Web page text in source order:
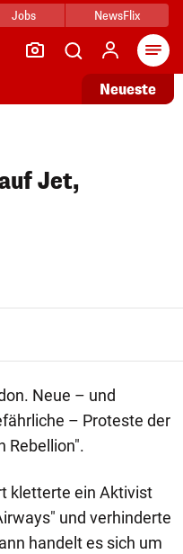
Jobs NewsFlix
Neueste
Jet,
Neue – und
– Proteste der
Rebellion".
kletterte ein Aktivist
und verhinderte
handelt es sich um